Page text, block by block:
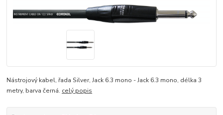
Nástrojový kabel, řada Silver, Jack 6.3 mono - Jack 6.3 mono, délka 3
metry, barva černá. celý popis